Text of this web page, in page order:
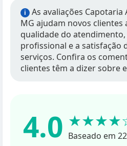
i
As avaliações
MG ajudam novos clientes
qualidade do atendimento,
profissional e a satisfação
serviços. Confira os
clientes têm a dizer sobre
4.0 Baseado em